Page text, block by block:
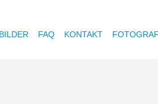
FAQ KONTAKT